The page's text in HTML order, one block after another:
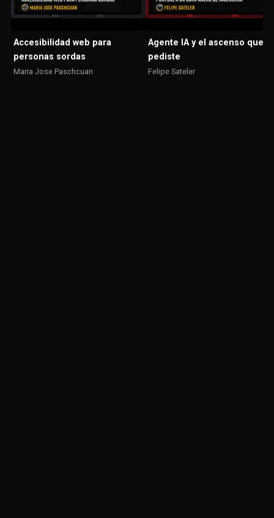
Accesibilidad web para
personas sordas
Maria Jose Paschcuan
Agente IA y el ascenso que
pediste
Felipe Sateler